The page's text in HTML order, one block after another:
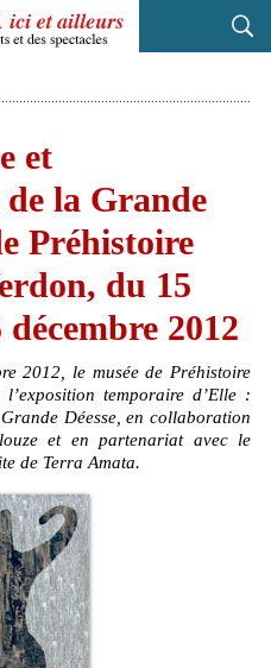
et
la Grande
Préhistoire
du 15
2012
2012, le musée de Préhistoire
temporaire d’Elle :
Déesse, en collaboration
et en partenariat avec le
de Terra Amata.